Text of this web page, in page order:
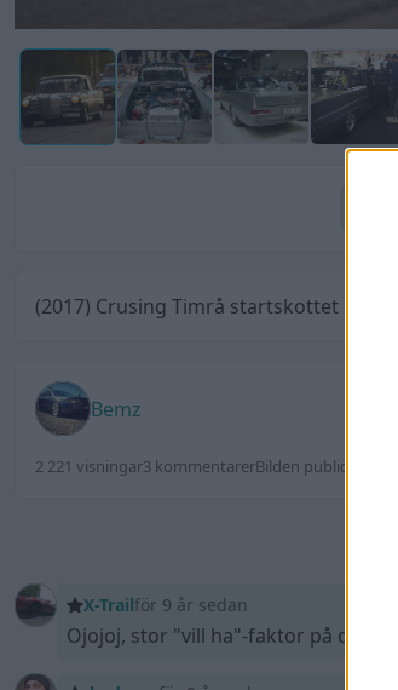
(2017) Crusing Timrå startskottet
Bemz
2 221 visningar3 kommentarerBilden publicerades
X-Trailför 9 år sedan
Ojojoj, stor "vill ha"-faktor på den.